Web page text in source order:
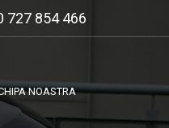
727 854 466
NOASTRA